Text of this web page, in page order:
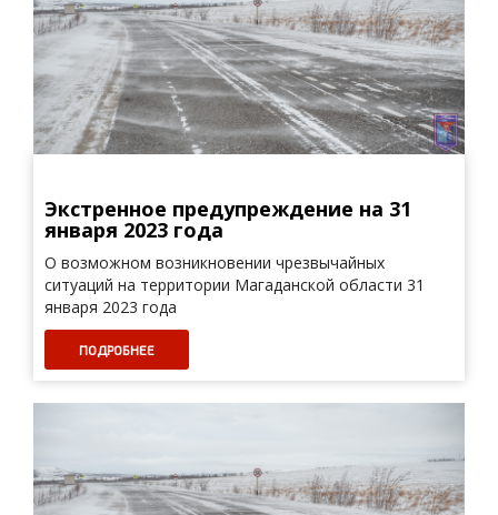
Экстренное предупреждение на 31
января 2023 года
О возможном возникновении чрезвычайных
ситуаций на территории Магаданской области 31
января 2023 года
ПОДРОБНЕЕ